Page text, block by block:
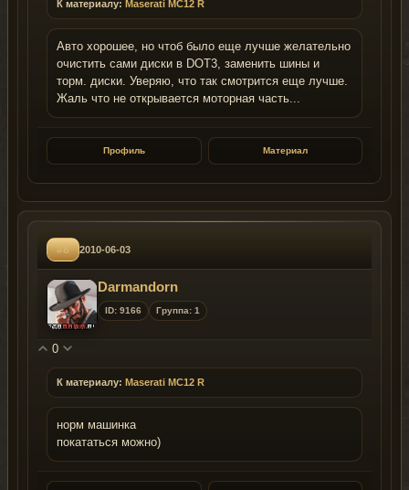
К материалу: Maserati MC12 R
Авто хорошее, но чтоб было еще лучше желательно
очистить сами диски в DOT3, заменить шины и
торм. диски. Уверяю, что так смотрится еще лучше.
Жаль что не открывается моторная часть...
Профиль Материал
#8 2010-06-03
Darmandorn
ID: 9166 Группа: 1
0
К материалу: Maserati MC12 R
норм машинка
покататься можно)